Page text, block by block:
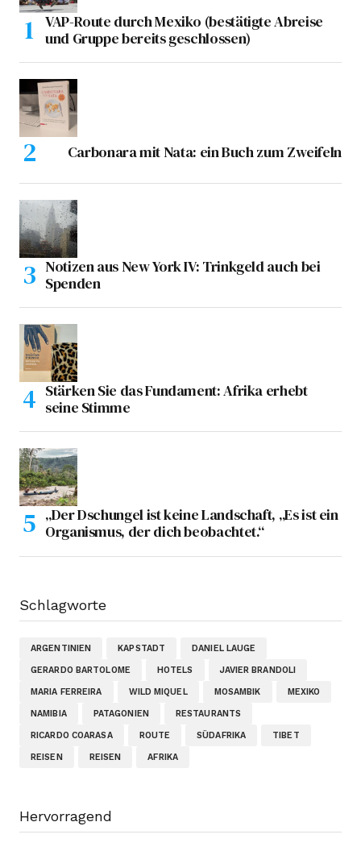
VAP-Route durch Mexiko (bestätigte Abreise
und Gruppe bereits geschlossen)
Carbonara mit Nata: ein Buch zum Zweifeln
Notizen aus New York IV: Trinkgeld auch bei
Spenden
Stärken Sie das Fundament: Afrika erhebt
seine Stimme
„Der Dschungel ist keine Landschaft, „Es ist ein
Organismus, der dich beobachtet.“
Schlagworte
ARGENTINIEN KAPSTADT DANIEL LAUGE
GERARDO BARTOLOME HOTELS JAVIER BRANDOLI
MARIA FERREIRA WILD MIQUEL MOSAMBIK MEXIKO
NAMIBIA PATAGONIEN RESTAURANTS
RICARDO COARASA ROUTE SÜDAFRIKA TIBET
REISEN REISEN AFRIKA
Hervorragend